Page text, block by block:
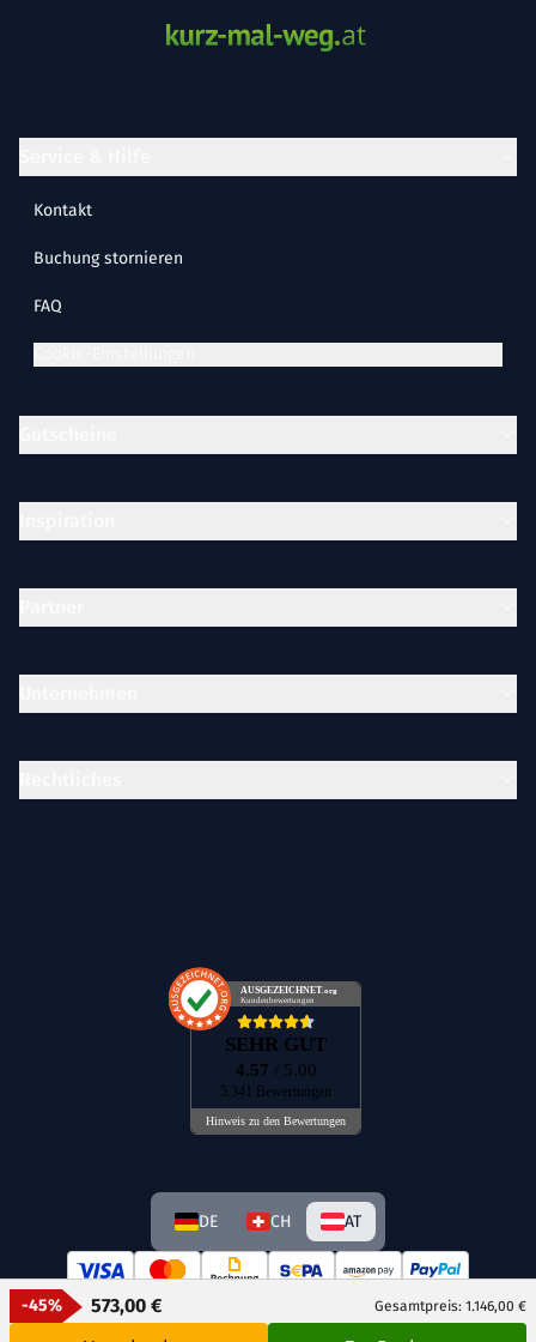
-45% 573,00 € Gesamtpreis: 1.146,00 €
AUSGEZEICHNET .org
Kundenbewertungen
SEHR GUT
4.57 / 5.00
5.341 Bewertungen
Hinweis zu den Bewertungen
Kontakt
Buchung stornieren
FAQ
DE CH AT